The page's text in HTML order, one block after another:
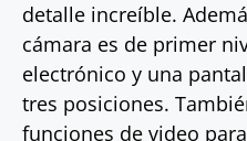
detalle increíble.
cámara es de primer
electrónico y una
tres posiciones.
funciones de video